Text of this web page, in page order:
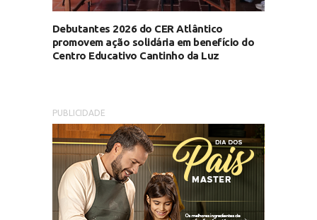
Debutantes 2026 do CER Atlântico
promovem ação solidária em benefício do
Centro Educativo Cantinho da Luz
PUBLICIDADE